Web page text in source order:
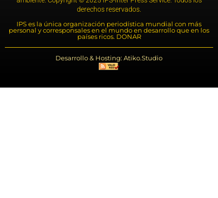
derechos reservados.
IPS es la única organización periodística mundial con más
personal y corresponsales en el mundo en desarrollo que en los
países ricos. DONAR
Desarrollo & Hosting: Atiko.Studio